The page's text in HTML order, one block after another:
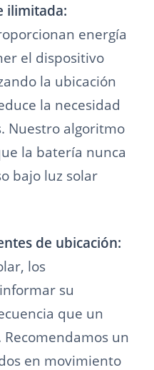
ilimitada:
energía
el dispositivo
la ubicación
la necesidad
Nuestro algoritmo
la batería nunca
bajo luz solar
de ubicación:
los
su
que un
un
en movimiento